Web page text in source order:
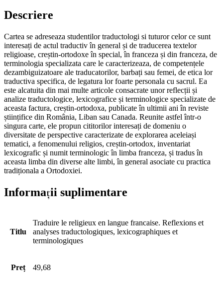
Descriere
Cartea se adreseaza studentilor traductologi si tuturor celor ce sunt
interesați de actul traductiv în general și de traducerea textelor
religioase, creștin-ortodoxe în special, în franceza și din franceza, de
terminologia specializata care le caracterizeaza, de competențele
dezambiguizatoare ale traducatorilor, barbați sau femei, de etica lor
traductiva specifica, de legatura lor foarte personala cu sacrul. Ea
este alcatuita din mai multe articole consacrate unor reflecții și
analize traductologice, lexicografice și terminologice specializate de
aceasta factura, creștin-ortodoxa, publicate în ultimii ani în reviste
științifice din România, Liban sau Canada. Reunite astfel într-o
singura carte, ele propun cititorilor interesați de domeniu o
diversitate de perspective caracterizate de explorarea aceleiași
tematici, a fenomenului religios, creștin-ortodox, inventariat
lexicografic și numit terminologic în limba franceza, și tradus în
aceasta limba din diverse alte limbi, în general asociate cu practica
tradiționala a Ortodoxiei.
Informații suplimentare
Titlu
Traduire le religieux en langue francaise. Reflexions et
analyses traductologiques, lexicographiques et
terminologiques
Preț 49,68